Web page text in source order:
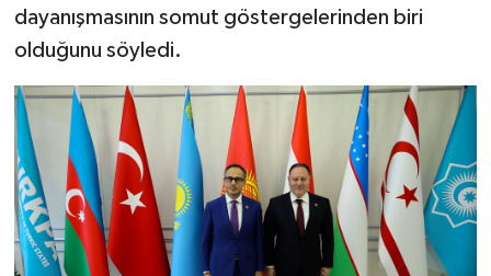
dayanışmasının somut göstergelerinden biri
olduğunu söyledi.